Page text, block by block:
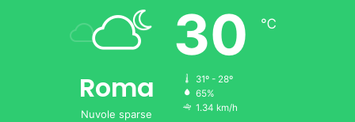
Roma
Nuvole sparse
30 ℃
31º - 28º
65%
1.34 km/h